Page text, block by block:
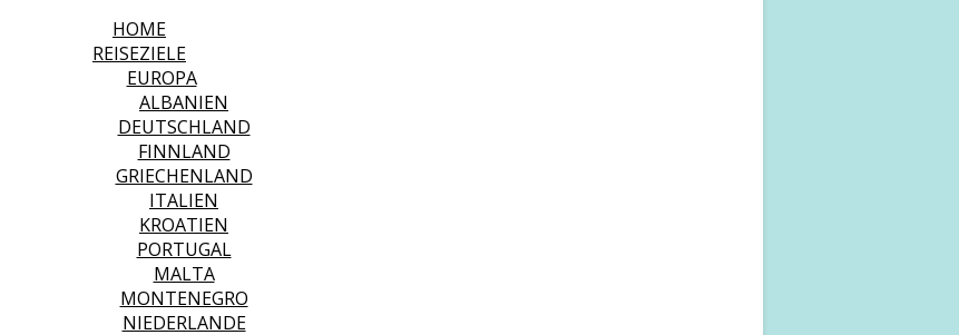
HOME
REISEZIELE
EUROPA
ALBANIEN
DEUTSCHLAND
FINNLAND
GRIECHENLAND
ITALIEN
KROATIEN
PORTUGAL
MALTA
MONTENEGRO
NIEDERLANDE